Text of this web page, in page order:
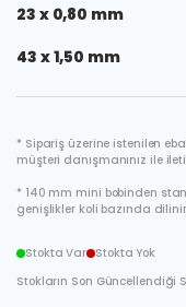
23 x 0,80 mm
43 x 1,50 mm
* Sipariş üzerine istenilen
müşteri danışmanınız ile
* 140 mm mini bobinden
genişlikler koli bazında
Stokta Var
Stokta Yok
Stokların Son Güncellendiği